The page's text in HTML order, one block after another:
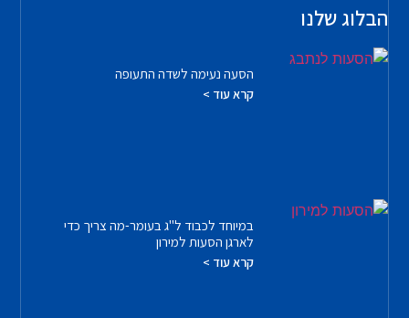
הבלוג שלנו
הסעה נעימה לשדה התעופה
קרא עוד >
במיוחד לכבוד ל"ג בעומר-מה צריך כדי
לארגן הסעות למירון
קרא עוד >